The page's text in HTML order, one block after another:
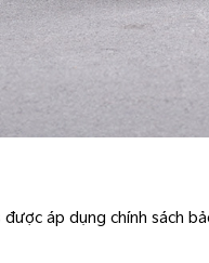
được áp dụng chính sách